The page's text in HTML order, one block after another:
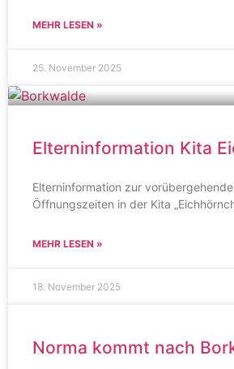
MEHR LESEN »
25. November 2025
Elterninformation Kita
Elterninformation zur
Öffnungszeiten in der Kita
MEHR LESEN »
18. November 2025
Norma kommt nach